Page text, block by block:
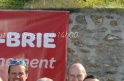
à La Bergerie à 14h00.